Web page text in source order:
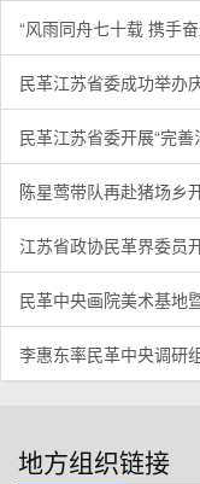
“风雨同舟七十载 携手
民革江苏省委成功举办
民革江苏省委开展“完善
陈星莺带队再赴猪场乡
江苏省政协民革界委员
民革中央画院美术基地
李惠东率民革中央调研
地方组织链接